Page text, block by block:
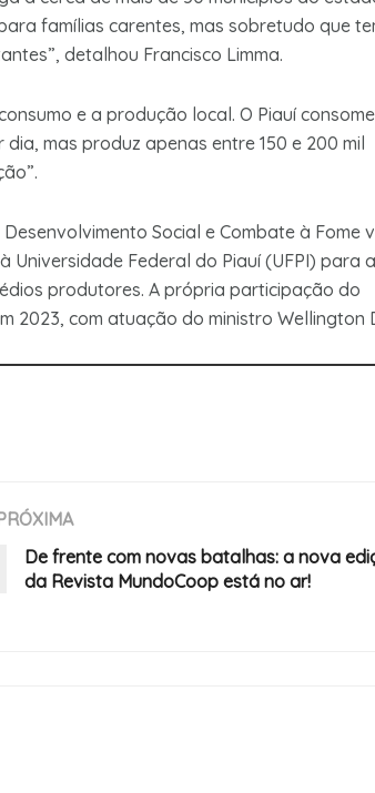
famílias carentes, mas sobretudo que
detalhou Francisco Limma.
e a produção local. O Piauí consome
mas produz apenas entre 150 e 200 mil
Social e Combate à Fome
Universidade Federal do Piauí (UFPI) para a
produtores. A própria participação do
2023, com atuação do ministro Wellington
De frente com novas batalhas: a nova
da Revista MundoCoop está no ar!